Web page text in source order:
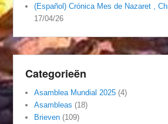
(Español) Crónica Mes de Nazaret ,
17/04/26
Categorieën
Asamblea Mundial 2025 (4)
Asambleas (18)
Brieven (109)